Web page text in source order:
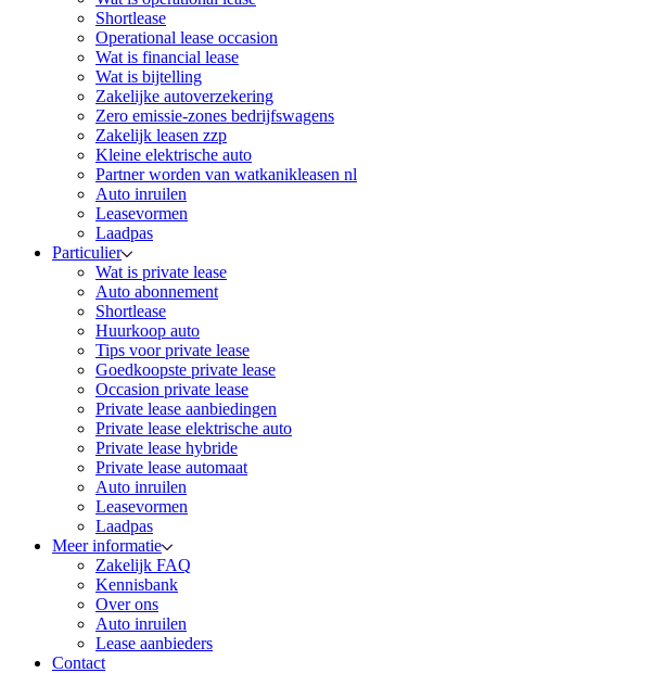
Shortlease
Operational lease occasion
Wat is financial lease
Wat is bijtelling
Zakelijke autoverzekering
Zero emissie-zones bedrijfswagens
Zakelijk leasen zzp
Kleine elektrische auto
Partner worden van watkanikleasen nl
Auto inruilen
Leasevormen
Laadpas
Particulier
Wat is private lease
Auto abonnement
Shortlease
Huurkoop auto
Tips voor private lease
Goedkoopste private lease
Occasion private lease
Private lease aanbiedingen
Private lease elektrische auto
Private lease hybride
Private lease automaat
Auto inruilen
Leasevormen
Laadpas
Meer informatie
Zakelijk FAQ
Kennisbank
Over ons
Auto inruilen
Lease aanbieders
Contact